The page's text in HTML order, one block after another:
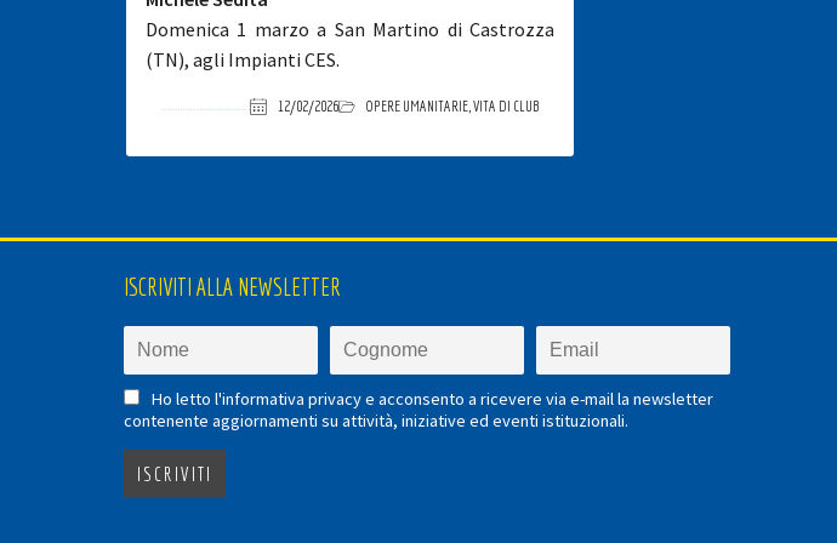
Domenica 1 marzo a San Martino di Castrozza
(TN), agli Impianti CES.
12/02/2026 OPERE UMANITARIE,VITA DI CLUB
ISCRIVITI ALLA NEWSLETTER
Ho letto l'informativa privacy e acconsento a ricevere via e-mail la newsletter
contenente aggiornamenti su attività, iniziative ed eventi istituzionali.